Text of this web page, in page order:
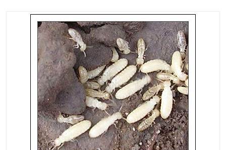
昆明消毒公司 昆明白蚁防治
昆明灭红火蚁公司 昆明驱蛇公司
昆明除虫除蚁